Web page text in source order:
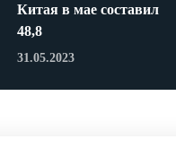
Китая в мае составил
48,8
31.05.2023